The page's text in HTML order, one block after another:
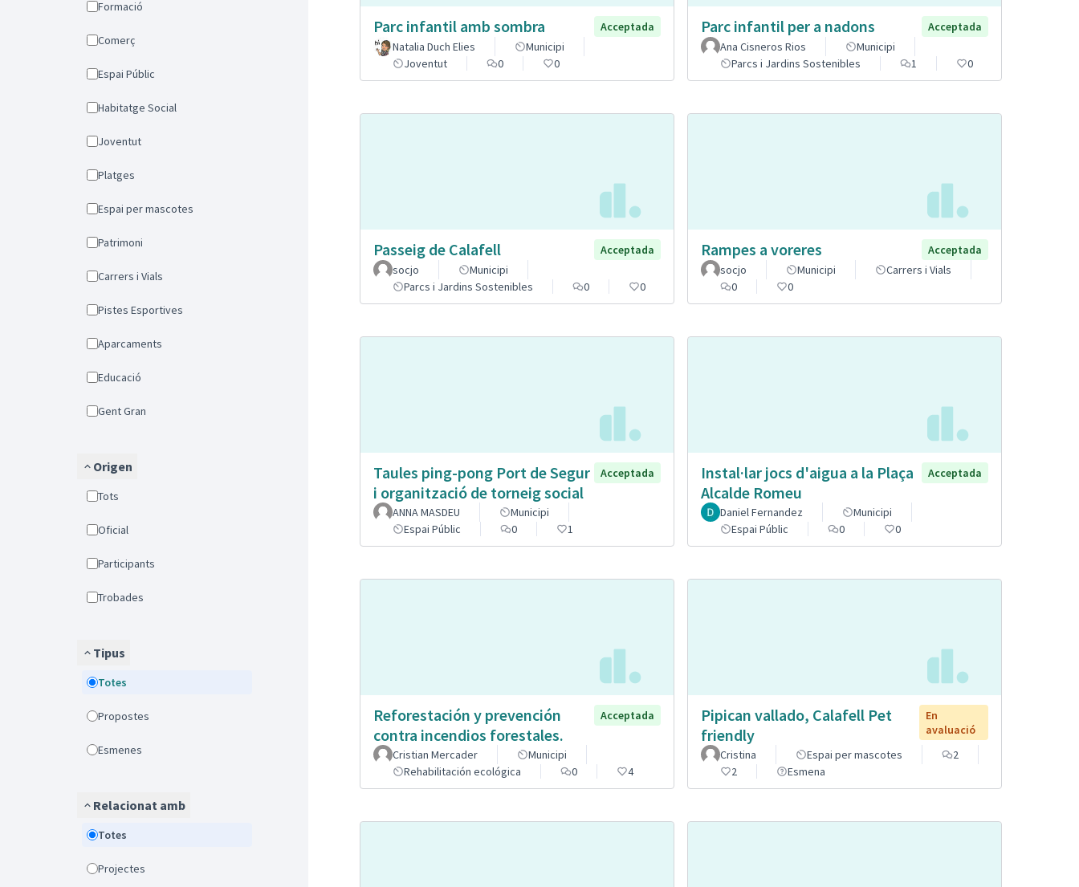
Formació
Comerç
Espai Públic
Habitatge Social
Joventut
Platges
Espai per mascotes
Patrimoni
Carrers i Vials
Pistes Esportives
Aparcaments
Educació
Gent Gran
Origen
Tots
Oficial
Participants
Trobades
Tipus
Totes
Propostes
Esmenes
Relacionat amb
Totes
Projectes
Parc infantil amb sombra
Acceptada
Natalia Duch Elies
Municipi
Joventut
0 0
Parc infantil per a nadons
Acceptada
Ana Cisneros Rios
Municipi
Parcs i Jardins Sostenibles
1 0
Passeig de Calafell
Acceptada
socjo
Municipi
Parcs i Jardins Sostenibles
0 0
Rampes a voreres
Acceptada
socjo
Municipi
Carrers i Vials
0
0
Taules ping-pong Port de Segur
i organització de torneig social
Acceptada
ANNA MASDEU
Municipi
Espai Públic
0 1
Instal·lar jocs d'aigua a la Plaça
Alcalde Romeu
Acceptada
Daniel Fernandez
Municipi
Espai Públic
0 0
Reforestación y prevención
contra incendios forestales.
Acceptada
Cristian Mercader
Municipi
Rehabilitación ecológica
0 4
Pipican vallado, Calafell Pet
friendly
En
avaluació
Cristina
Espai per mascotes
2
2
Esmena